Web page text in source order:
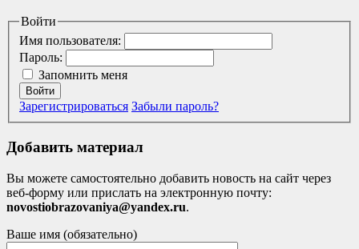
Войти
Имя пользователя:
Пароль:
Запомнить меня
Войти
Зарегистрироваться Забыли пароль?
Добавить материал
Вы можете самостоятельно добавить новость на сайт через
веб-форму или прислать на электронную почту:
novostiobrazovaniya@yandex.ru.
Ваше имя (обязательно)